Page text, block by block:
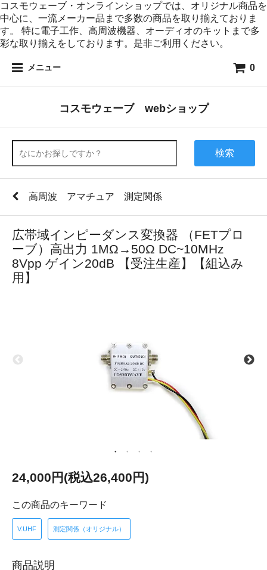
コスモウェーブ・オンラインショップでは、オリジナル商品を
中心に、一流メーカー品まで多数の商品を取り揃えておりま
す。 特に電子工作、高周波機器、オーディオのキットまで多
彩な取り揃えをしております。是非ご利用ください。
メニュー 0
コスモウェーブ webショップ
検索
高周波 アマチュア 測定関係
広帯域インピーダンス変換器 （FETプロ
ーブ）高出力 1MΩ→50Ω DC~10MHz
8Vpp ゲイン20dB 【受注生産】【組込み
用】
24,000円(税込26,400円)
この商品のキーワード
V.UHF 測定関係（オリジナル）
商品説明